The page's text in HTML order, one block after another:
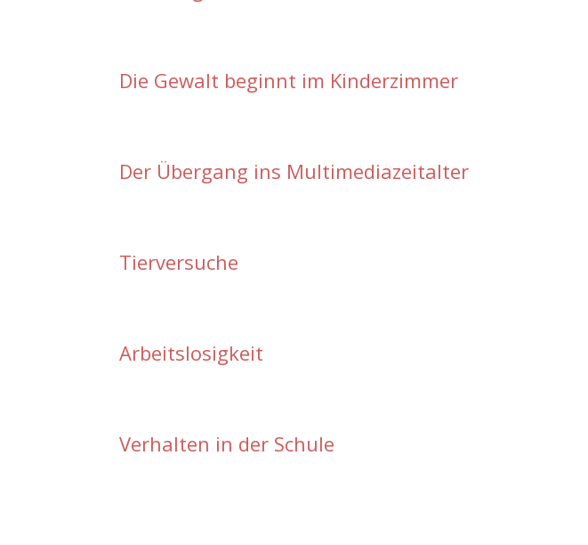
Die Gewalt beginnt im Kinderzimmer
Der Übergang ins Multimediazeitalter
Tierversuche
Arbeitslosigkeit
Verhalten in der Schule